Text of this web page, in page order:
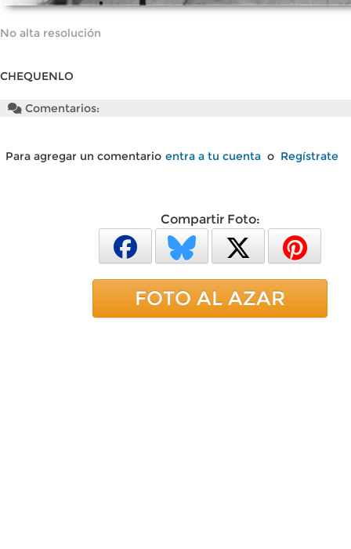
No alta resolución
CHEQUENLO
Comentarios:
Para agregar un comentario entra a tu cuenta o Regístrate
Compartir Foto:
FOTO AL AZAR